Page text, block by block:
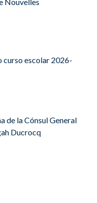
curso escolar 2026-
de la Cónsul General
Ducrocq